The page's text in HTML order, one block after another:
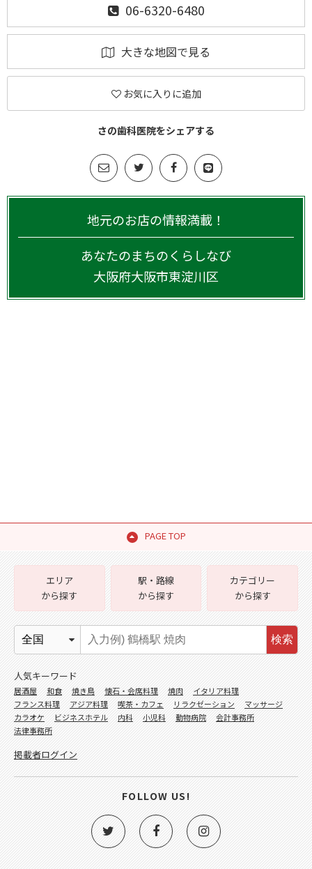
06-6320-6480
大きな地図で見る
お気に入りに追加
さの歯科医院をシェアする
地元のお店の情報満載！
あなたのまちのくらしなび
大阪府大阪市東淀川区
PAGE TOP
エリア
から探す
駅・路線
から探す
カテゴリー
から探す
検索
人気キーワード
居酒屋 和食 焼き鳥 懐石・会席料理 焼肉
イタリア料理
フランス料理
アジア料理 喫茶・カフェ リラクゼーション
マッサージ
カラオケ
ビジネスホテル 内科 小児科 動物病院
会計事務所
法律事務所
掲載者ログイン
FOLLOW US!